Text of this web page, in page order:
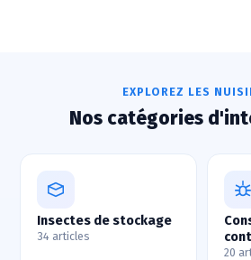
EXPLOREZ LES
Nos catégories
Insectes de stockage
34 articles
20